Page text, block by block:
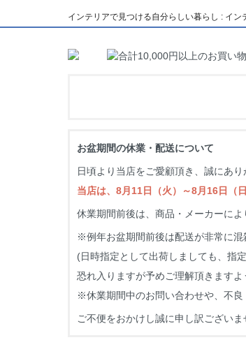
インテリアで見つける自分らしい暮らし : イ
お盆期間の休業・配送について
日頃より当店をご愛顧頂き、誠にあり
当店は、8月11日（火）～8月16日（
休業期間前後は、商品・メーカーに
※例年お盆期間前後は配送が非常に混
(日時指定として出荷しましても、指
恐れ入りますが予めご理解頂きますよ
※休業期間中のお問い合わせや、不良
ご不便をおかけし誠に申し訳ござい